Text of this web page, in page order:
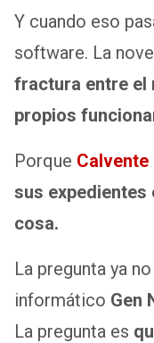
Y cuando eso
software. La
fractura entre el
propios
Porque Calvente
sus expedientes
cosa.
La pregunta ya
informático Gen
La pregunta es